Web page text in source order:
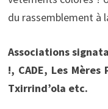
du rassemblement à
Associations
!, CADE, Les
Txirrind’ola etc.